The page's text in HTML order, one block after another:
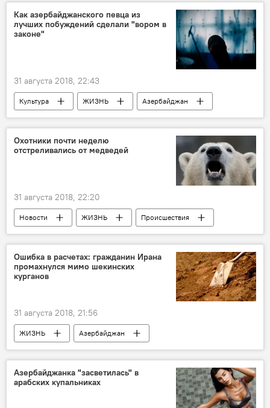
Кабинет министров АР
Меры
Рынок труда
развитие
Как азербайджанского певца из
лучших побуждений сделали "вором в
законе"
31 августа 2018, 22:43
Культура ЖИЗНЬ
Азербайджан
Новости
Манаф Агаев
Охотники почти неделю
отстреливались от медведей
31 августа 2018, 22:20
Новости ЖИЗНЬ
Происшествия
Новости мира
Охотники
неделя
медведи
Ошибка в расчетах: гражданин Ирана
промахнулся мимо шекинских
курганов
31 августа 2018, 21:56
ЖИЗНЬ
Азербайджан
Происшествия
Новости
Иран
Шекинский район
курганы
Ошибка
кладоискатель
Азербайджанка "засветилась" в
арабских купальниках